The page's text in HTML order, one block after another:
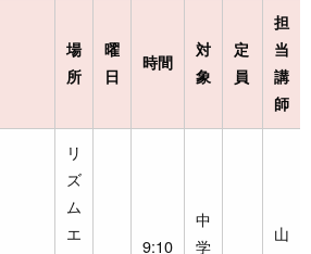
場
所
曜
日
時間
対
象
定
員
担
当
講
師
リ
ズ
ム
エ
9:10
中
学
山